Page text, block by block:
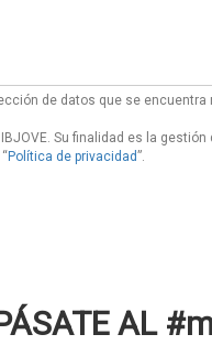
de datos que se
Su finalidad es la
Política de privacidad”.
AL